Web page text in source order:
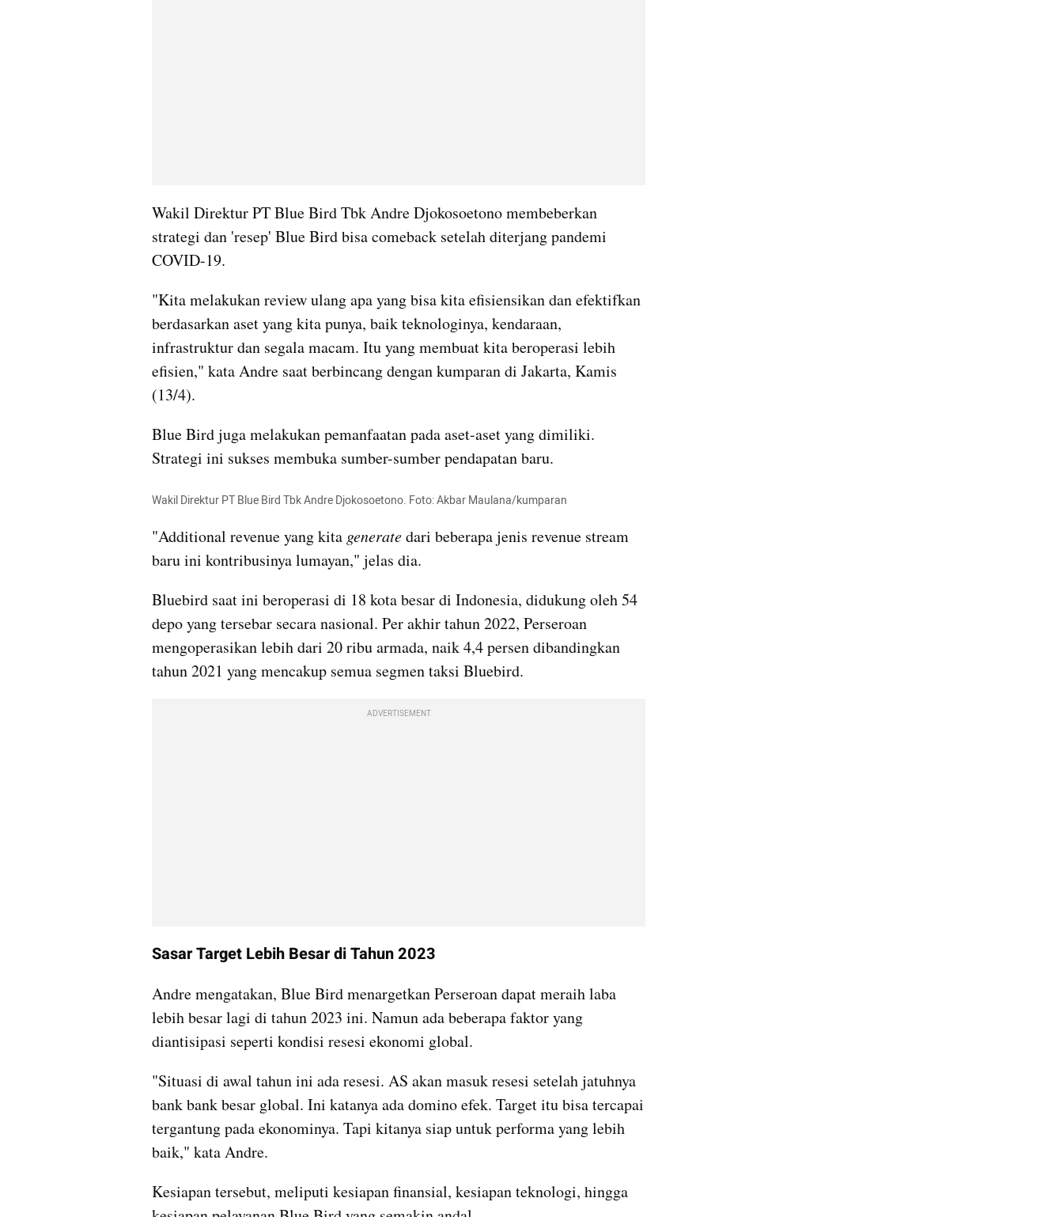
Wakil Direktur PT Blue Bird Tbk Andre Djokosoetono membeberkan
strategi dan 'resep' Blue Bird bisa comeback setelah diterjang pandemi
COVID-19.
"Kita melakukan review ulang apa yang bisa kita efisiensikan dan efektifkan
berdasarkan aset yang kita punya, baik teknologinya, kendaraan,
infrastruktur dan segala macam. Itu yang membuat kita beroperasi lebih
efisien," kata Andre saat berbincang dengan kumparan di Jakarta, Kamis
(13/4).
Blue Bird juga melakukan pemanfaatan pada aset-aset yang dimiliki.
Strategi ini sukses membuka sumber-sumber pendapatan baru.
Wakil Direktur PT Blue Bird Tbk Andre Djokosoetono. Foto: Akbar Maulana/kumparan
"Additional revenue yang kita generate dari beberapa jenis revenue stream
baru ini kontribusinya lumayan," jelas dia.
Bluebird saat ini beroperasi di 18 kota besar di Indonesia, didukung oleh 54
depo yang tersebar secara nasional. Per akhir tahun 2022, Perseroan
mengoperasikan lebih dari 20 ribu armada, naik 4,4 persen dibandingkan
tahun 2021 yang mencakup semua segmen taksi Bluebird.
ADVERTISEMENT
Sasar Target Lebih Besar di Tahun 2023
Andre mengatakan, Blue Bird menargetkan Perseroan dapat meraih laba
lebih besar lagi di tahun 2023 ini. Namun ada beberapa faktor yang
diantisipasi seperti kondisi resesi ekonomi global.
"Situasi di awal tahun ini ada resesi. AS akan masuk resesi setelah jatuhnya
bank bank besar global. Ini katanya ada domino efek. Target itu bisa tercapai
tergantung pada ekonominya. Tapi kitanya siap untuk performa yang lebih
baik," kata Andre.
Kesiapan tersebut, meliputi kesiapan finansial, kesiapan teknologi, hingga